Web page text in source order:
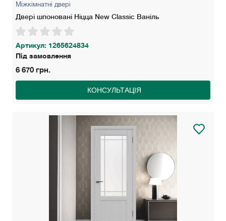
Міжкімнатні двері
Двері шпоновані Ніцца New Classic Ваніль
Артикул: 1265624834
Під замовлення
6 670 грн.
КОНСУЛЬТАЦІЯ